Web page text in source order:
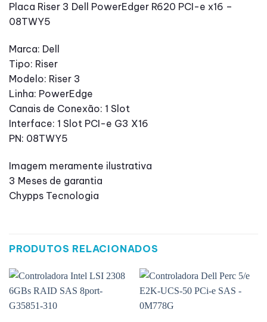
Placa Riser 3 Dell PowerEdger R620 PCI-e x16 –
08TWY5
Marca: Dell
Tipo: Riser
Modelo: Riser 3
Linha: PowerEdge
Canais de Conexão: 1 Slot
Interface: 1 Slot PCI-e G3 X16
PN: 08TWY5
Imagem meramente ilustrativa
3 Meses de garantia
Chypps Tecnologia
PRODUTOS RELACIONADOS